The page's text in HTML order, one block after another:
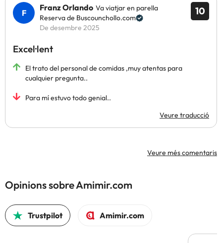
10
Franz Orlando Va viatjar en parella
Reserva de Buscounchollo.com
De desembre 2025
Excel·lent
El trato del personal de comidas ,muy atentas para
cualquier pregunta..
Para mí estuvo todo genial..
Veure traducció
Veure més comentaris
Opinions sobre Amimir.com
Trustpilot Amimir.com